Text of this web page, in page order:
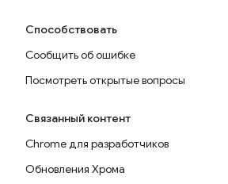
Способствовать
Сообщить об ошибке
Посмотреть открытые вопросы
Связанный контент
Chrome для разработчиков
Обновления Хрома